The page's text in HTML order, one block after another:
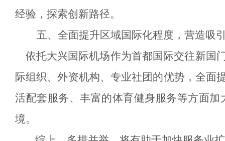
经验，探索创新路径。
五、 全面提升区域国际化程度，营造吸
依托大兴国际机场作为首都国际交往新国
际组织、外资机构、专业社团的优势，全面
活配套服务、丰富的体育健身服务等方面
境。